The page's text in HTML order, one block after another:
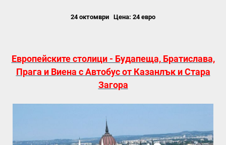
24 октомври Цена: 24 евро
Европейските столици - Будапеща, Братислава,
Прага и Виена с Автобус от Казанлък и Стара
Загора